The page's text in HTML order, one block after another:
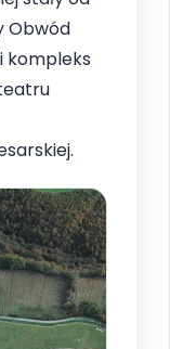
Obwód
kompleks